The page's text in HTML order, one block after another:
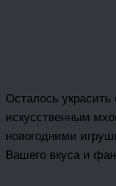
Осталось
искусственным
новогодними
Вашего вкуса и